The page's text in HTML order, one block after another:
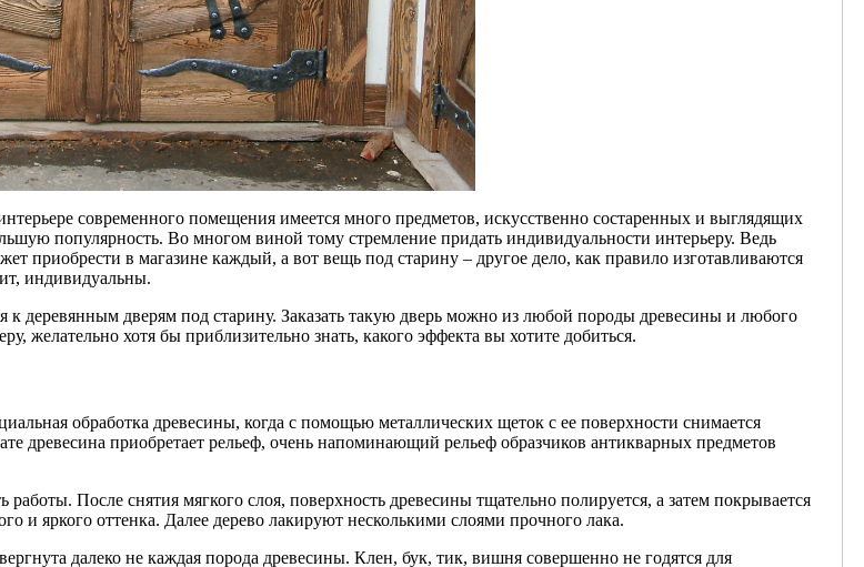
современного помещения имеется много предметов, искусственно состаренных и выглядящих
популярность. Во многом виной тому стремление придать индивидуальности интерьеру. Ведь
приобрести в магазине каждый, а вот вещь под старину – другое дело, как правило изготавливаются
индивидуальны.
к деревянным дверям под старину. Заказать такую дверь можно из любой породы древесины и любого
желательно хотя бы приблизительно знать, какого эффекта вы хотите добиться.
обработка древесины, когда с помощью металлических щеток с ее поверхности снимается
древесина приобретает рельеф, очень напоминающий рельеф образчиков антикварных предметов
работы. После снятия мягкого слоя, поверхность древесины тщательно полируется, а затем покрывается
и яркого оттенка. Далее дерево лакируют несколькими слоями прочного лака.
далеко не каждая порода древесины. Клен, бук, тик, вишня совершенно не годятся для